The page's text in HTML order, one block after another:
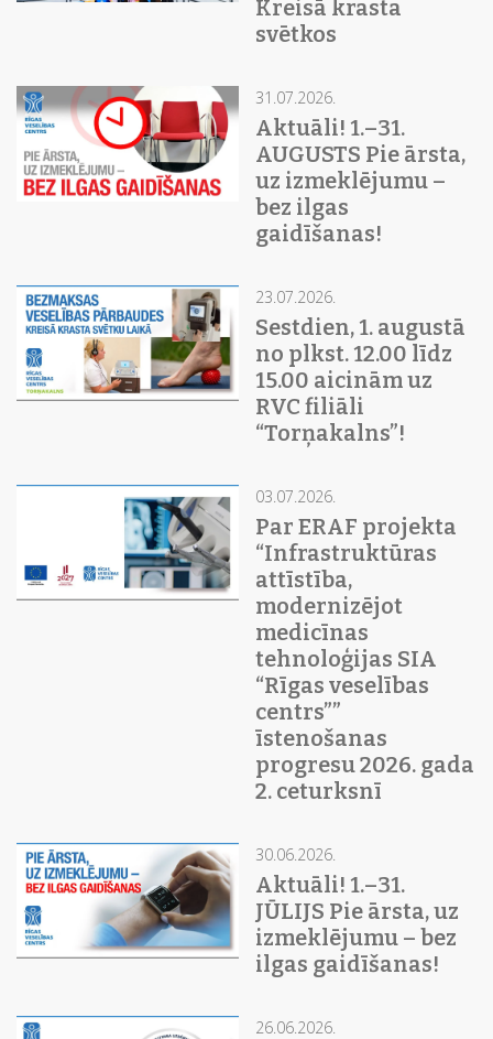
Kreisā krasta
svētkos
31.07.2026.
Aktuāli! 1.–31.
AUGUSTS Pie ārsta,
uz izmeklējumu –
bez ilgas
gaidīšanas!
23.07.2026.
Sestdien, 1. augustā
no plkst. 12.00 līdz
15.00 aicinām uz
RVC filiāli
“Torņakalns”!
03.07.2026.
Par ERAF projekta
“Infrastruktūras
attīstība,
modernizējot
medicīnas
tehnoloģijas SIA
“Rīgas veselības
centrs””
īstenošanas
progresu 2026. gada
2. ceturksnī
30.06.2026.
Aktuāli! 1.–31.
JŪLIJS Pie ārsta, uz
izmeklējumu – bez
ilgas gaidīšanas!
26.06.2026.